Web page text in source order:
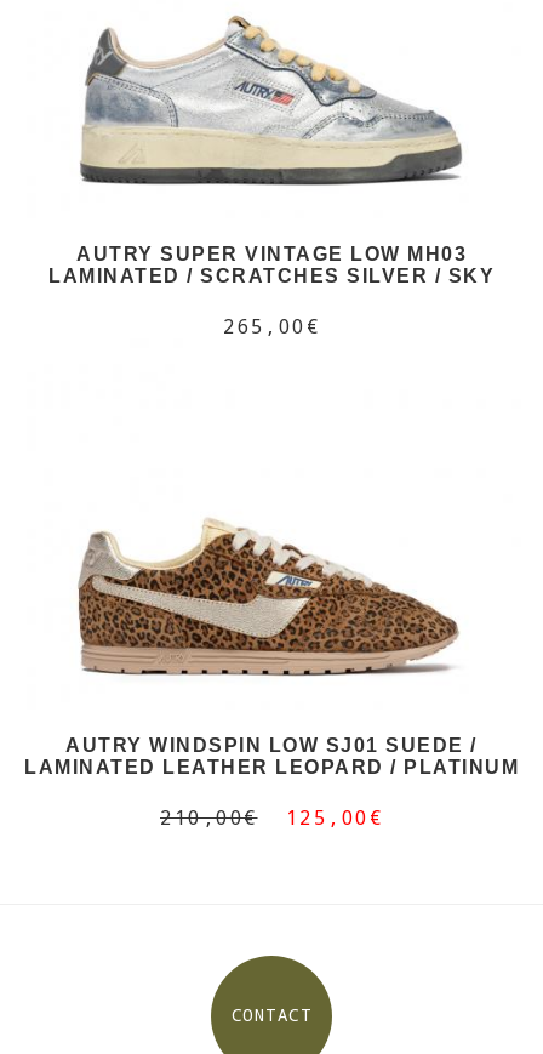
AUTRY SUPER VINTAGE LOW MH03
LAMINATED / SCRATCHES SILVER / SKY
265,00€
AUTRY WINDSPIN LOW SJ01 SUEDE /
LAMINATED LEATHER LEOPARD / PLATINUM
210,00€ 125,00€
CONTACT